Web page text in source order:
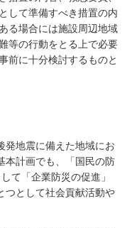
して準備すべき措置の内
る場合には施設周辺地域
等の行動をとる上で必要
前に十分検討するものと
地震に備えた地域にお
本計画でも、「国民の防
て「企業防災の促進」
つとして社会貢献活動や